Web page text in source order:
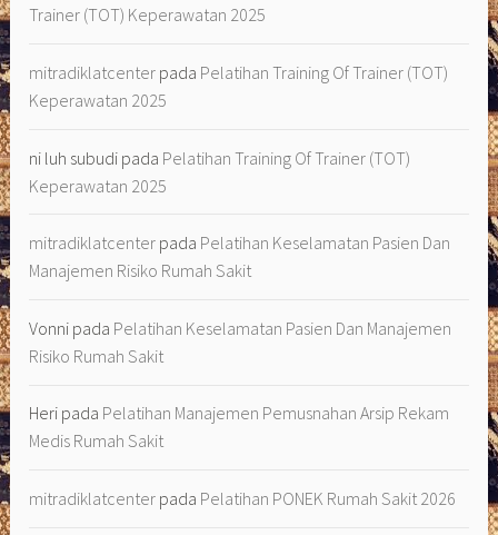
Trainer (TOT) Keperawatan 2025
mitradiklatcenter pada Pelatihan Training Of Trainer (TOT)
Keperawatan 2025
ni luh subudi pada Pelatihan Training Of Trainer (TOT)
Keperawatan 2025
mitradiklatcenter pada Pelatihan Keselamatan Pasien Dan
Manajemen Risiko Rumah Sakit
Vonni pada Pelatihan Keselamatan Pasien Dan Manajemen
Risiko Rumah Sakit
Heri pada Pelatihan Manajemen Pemusnahan Arsip Rekam
Medis Rumah Sakit
mitradiklatcenter pada Pelatihan PONEK Rumah Sakit 2026